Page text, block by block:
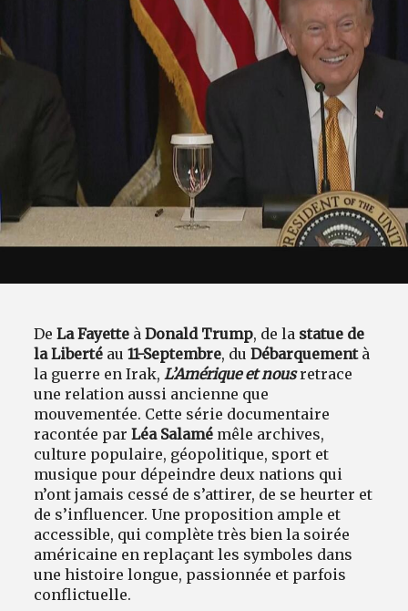
DeLa Fayette àDonald Trump, de la statue de
la Liberté au11-Septembre, duDébarquementà
la guerre en Irak,L’Amérique et nousretrace
une relation aussi ancienne que
mouvementée. Cette série documentaire
racontée parLéa Salamé mêle archives,
culture populaire, géopolitique, sport et
musique pour dépeindre deux nations qui
n’ont jamais cessé de s’attirer, de se heurter et
de s’influencer. Une proposition ample et
accessible, qui complète très bien la soirée
américaine en replaçant les symboles dans
une histoire longue, passionnée et parfois
conflictuelle.